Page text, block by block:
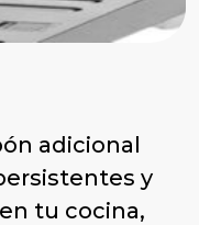
adicional
y
tu cocina,